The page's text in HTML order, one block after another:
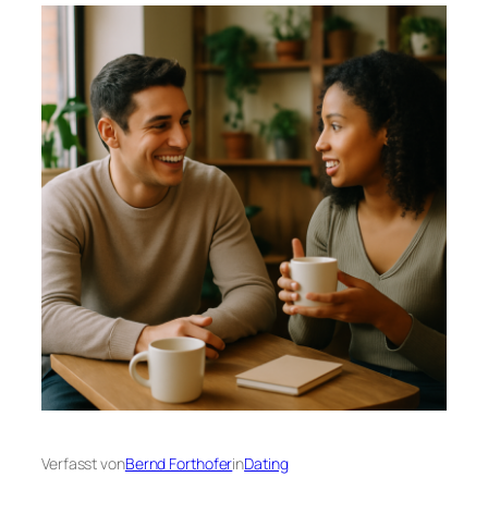
Verfasst vonBernd ForthoferinDating